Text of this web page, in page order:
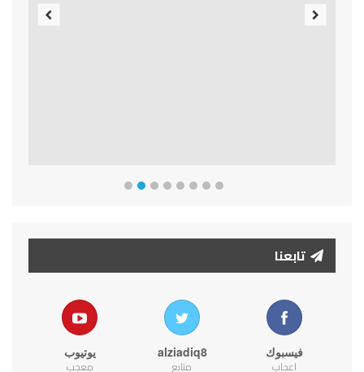
تابعنا
فيسبوك
اعجاب
alziadiq8
متابع
يوتيوب
معجب